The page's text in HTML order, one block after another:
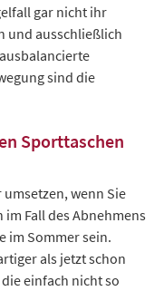
gar nicht ihr
und ausschließlich
sind die
Sporttaschen
umsetzen, wenn Sie
Fall des Abnehmens
im Sommer sein.
als jetzt schon
einfach nicht so